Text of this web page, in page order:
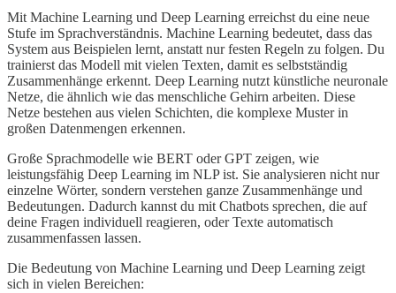
Mit Machine Learning und Deep Learning erreichst du eine neue
Stufe im Sprachverständnis. Machine Learning bedeutet, dass das
System aus Beispielen lernt, anstatt nur festen Regeln zu folgen. Du
trainierst das Modell mit vielen Texten, damit es selbstständig
Zusammenhänge erkennt. Deep Learning nutzt künstliche neuronale
Netze, die ähnlich wie das menschliche Gehirn arbeiten. Diese
Netze bestehen aus vielen Schichten, die komplexe Muster in
großen Datenmengen erkennen.
Große Sprachmodelle wie BERT oder GPT zeigen, wie
leistungsfähig Deep Learning im NLP ist. Sie analysieren nicht nur
einzelne Wörter, sondern verstehen ganze Zusammenhänge und
Bedeutungen. Dadurch kannst du mit Chatbots sprechen, die auf
deine Fragen individuell reagieren, oder Texte automatisch
zusammenfassen lassen.
Die Bedeutung von Machine Learning und Deep Learning zeigt
sich in vielen Bereichen: